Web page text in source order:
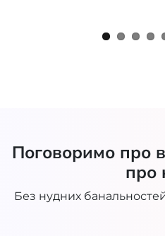
Поговоримо про
про
Без нудних